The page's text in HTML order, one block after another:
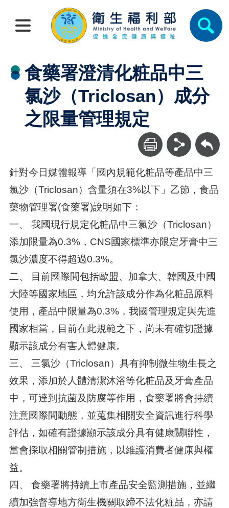
食藥署澄清化粧品中三
氯沙（Triclosan）成分
之限量管理規定
回上一頁
針對今日媒體報導「國內規範化粧品等產品中三
氯沙（Triclosan）含量須在3%以下」乙節，食品
藥物管理署(食藥署)說明如下：
一、 我國現行規定化粧品中三氯沙（Triclosan）
添加限量為0.3%，CNS國家標準亦限定牙膏中三
氯沙濃度不得超過0.3%。
二、 目前國際間包括歐盟、加拿大、韓國及中國
大陸等國家地區，均允許該成分作為化粧品原料
使用，產品中限量為0.3%，我國管理規定與先進
國家相當，目前在此規範之下，尚未有確切證據
顯示該成分有害人體健康。
三、 三氯沙（Triclosan）具有抑制微生物生長之
效果，添加於人體清潔沐浴等化粧品及牙膏產品
中，可達到抗菌及防腐等作用，食藥署將會持續
注意國際間動態，並蒐集相關安全資訊進行科學
評估，如確有證據顯示該成分具有健康關聯性，
當會採取相關管制措施，以維護消費者健康與權
益。
四、 食藥署將持續上市產品安全監測措施，並繼
續加強督導地方衛生機關取締不法化粧品，亦請